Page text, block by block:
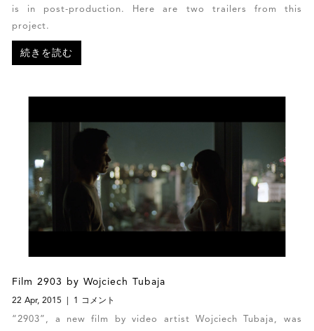
is in post-production. Here are two trailers from this
project.
続きを読む
Film 2903 by Wojciech Tubaja
22 Apr, 2015 1 コメント
“2903”, a new film by video artist Wojciech Tubaja, was